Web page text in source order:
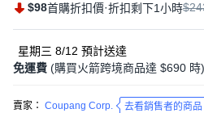
$98首購折扣價·折扣剩下1小時
星期三 8/12 預計送達
免運費 (購買火箭跨境商品達 $690 時)
賣家： Coupang Corp. 去看銷售者的商品